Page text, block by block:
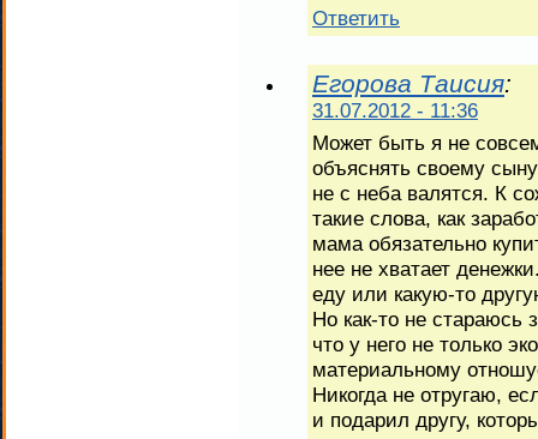
Ответить
Егорова Таисия:
31.07.2012 - 11:36
Может быть я не
объяснять своему
не с неба валятся. К
такие слова, как
мама обязательно
нее не хватает
еду или какую-то
Но как-то не стараюсь
что у него не только
материальному
Никогда не отругаю,
и подарил другу,